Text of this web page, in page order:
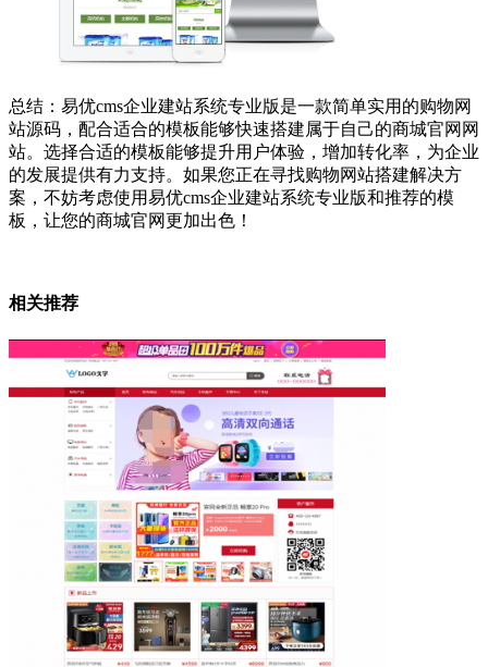
总结：易优cms企业建站系统专业版是一款简单实用的购物网
站源码，配合适合的模板能够快速搭建属于自己的商城官网网
站。选择合适的模板能够提升用户体验，增加转化率，为企业
的发展提供有力支持。如果您正在寻找购物网站搭建解决方
案，不妨考虑使用易优cms企业建站系统专业版和推荐的模
板，让您的商城官网更加出色！
相关推荐